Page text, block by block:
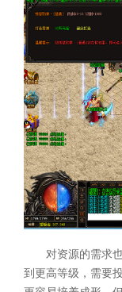
对资源的需求
到更高等级，需要